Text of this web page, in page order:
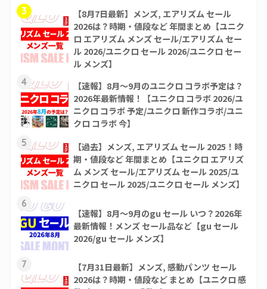
3
【8月7日最新】メンズ, エアリズム セール
2026は？時期・値段など 年間まとめ【ユニク
ロ エアリズム メンズ セール/エアリズム セー
ル 2026/ユニクロ セール 2026/ユニクロ セー
ル メンズ】
4
【速報】8月～9月のユニクロ コラボ予定は？
2026年最新情報！【ユニクロ コラボ 2026/ユ
ニクロ コラボ 予定/ユニクロ 新作コラボ/ユニ
クロ コラボ 今】
5
【過去】メンズ, エアリズム セール 2025！時
期・値段など 年間まとめ【ユニクロ エアリズ
ム メンズ セール/エアリズム セール 2025/ユ
ニクロ セール 2025/ユニクロ セール メンズ】
6
【速報】8月～9月のgu セール いつ？2026年
最新情報！メンズ セール品など【gu セール
2026/gu セール メンズ】
7
【7月31日最新】メンズ, 感動パンツ セール
2026は？時期・値段など まとめ【ユニクロ 感